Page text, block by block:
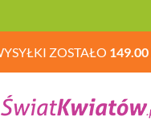
ZOSTAŁO 149.00